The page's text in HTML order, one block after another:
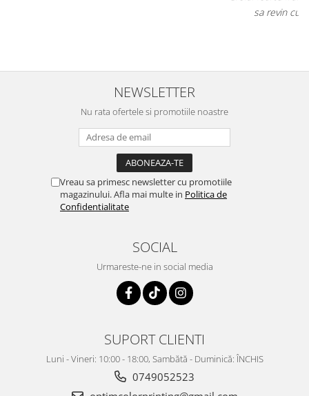
sa revin cu alte comenzi si sa incerc si alte produse.
NEWSLETTER
Nu rata ofertele si promotiile noastre
Vreau sa primesc newsletter cu promotiile
magazinului. Afla mai multe in Politica de
Confidentialitate
SOCIAL
Urmareste-ne in social media
SUPORT CLIENTI
Luni - Vineri: 10:00 - 18:00, Sambătă - Duminică: ÎNCHIS
0749052523